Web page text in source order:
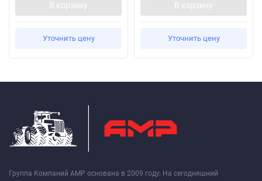
В корзину
Уточнить цену
В корзину
Уточнить цену
Группа Компаний АМР основана в 2009 году. На сегодняшний